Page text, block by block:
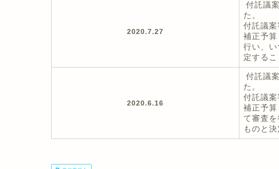
2020.7.27
付託議
た。
付託議
補正予
行い、
定するこ
2020.6.16
付託議
た。
付託議
補正予
て審査
ものと